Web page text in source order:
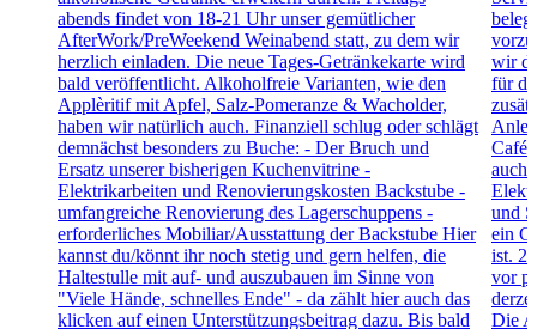
abends findet von 18-21 Uhr unser gemütlicher
AfterWork/PreWeekend Weinabend statt, zu dem wir
herzlich einladen. Die neue Tages-Getränkekarte wird
bald veröffentlicht. Alkoholfreie Varianten, wie den
Applèritif mit Apfel, Salz-Pomeranze & Wacholder,
haben wir natürlich auch. Finanziell schlug oder schlägt
demnächst besonders zu Buche: - Der Bruch und
Ersatz unserer bisherigen Kuchenvitrine -
Elektrikarbeiten und Renovierungskosten Backstube -
umfangreiche Renovierung des Lagerschuppens -
erforderliches Mobiliar/Ausstattung der Backstube Hier
kannst du/könnt ihr noch stetig und gern helfen, die
Haltestulle mit auf- und auszubauen im Sinne von
"Viele Hände, schnelles Ende" - da zählt hier auch das
klicken auf einen Unterstützungsbeitrag dazu. Bis bald
wir
für
auch
und
ein
ist. 2.
vor
Die